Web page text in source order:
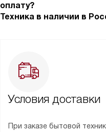
оплату?
Техника в наличии в
Условия доставки
При заказе бытовой